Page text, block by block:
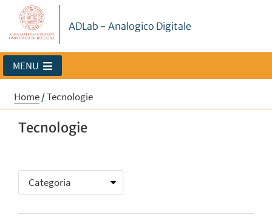
ADLab - Analogico Digitale
MENU
Home/Tecnologie
Tecnologie